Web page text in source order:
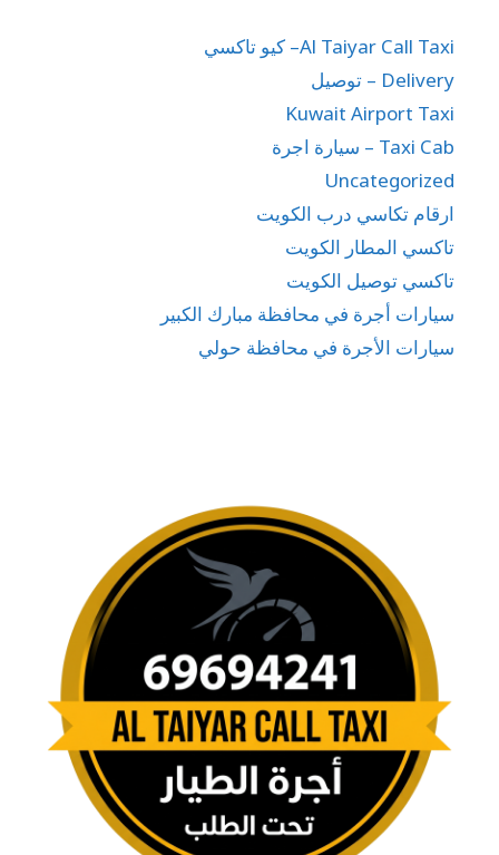
Al Taiyar Call Taxi– كيو تاكسي
Delivery – توصيل
Kuwait Airport Taxi
Taxi Cab – سيارة اجرة
Uncategorized
ارقام تكاسي درب الكويت
تاكسي المطار الكويت
تاكسي توصيل الكويت
سيارات أجرة في محافظة مبارك الكبير
سيارات الأجرة في محافظة حولي